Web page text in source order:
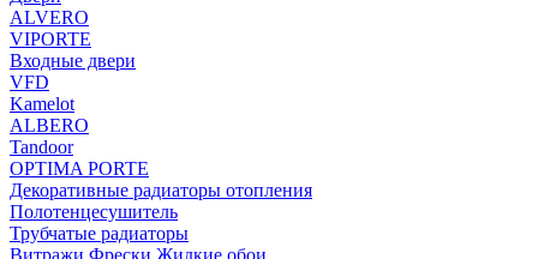
ALVERO
VIPORTE
Входные двери
VFD
Kamelot
ALBERO
Tandoor
OPTIMA PORTE
Декоративные радиаторы отопления
Полотенцесушитель
Трубчатые радиаторы
Витражи Фрески Жидкие обои